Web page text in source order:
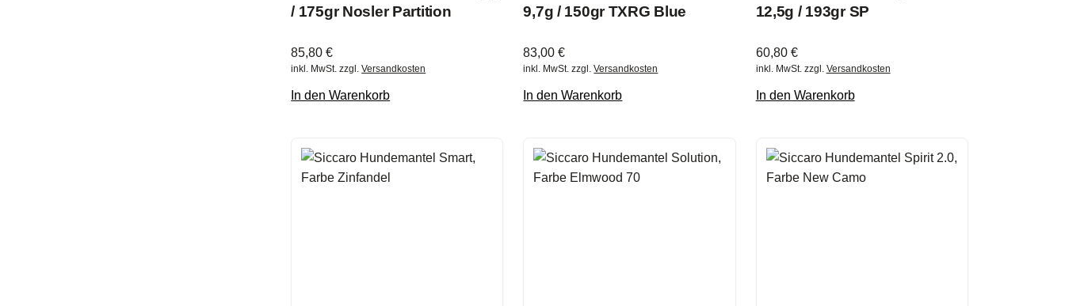
/ 175gr Nosler Partition
85,80€
inkl. MwSt. zzgl.Versandkosten
In den Warenkorb
9,7g / 150gr TXRG Blue
83,00€
inkl. MwSt. zzgl.Versandkosten
In den Warenkorb
12,5g / 193gr SP
60,80 €
inkl. MwSt. zzgl. Versandkosten
In den Warenkorb